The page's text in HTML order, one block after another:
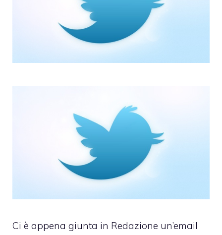
Ci è appena giunta in Redazione un’email